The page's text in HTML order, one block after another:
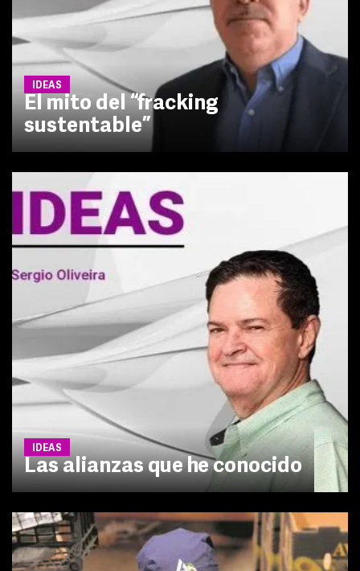
IDEAS
El mito del “fracking
sustentable”
IDEAS
Las alianzas que he conocido